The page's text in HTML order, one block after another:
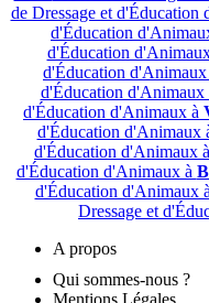
de Dressage et d'Éducation
d'Éducation
d'Éducation
d'Éducation d'Animaux
d'Éducation d'Animaux
d'Éducation d'Animaux à
d'Éducation d'Animaux
d'Éducation d'Animaux à
d'Éducation d'Animaux à
d'Éducation d'Animaux à
Dressage et
A propos
Qui sommes-nous ?